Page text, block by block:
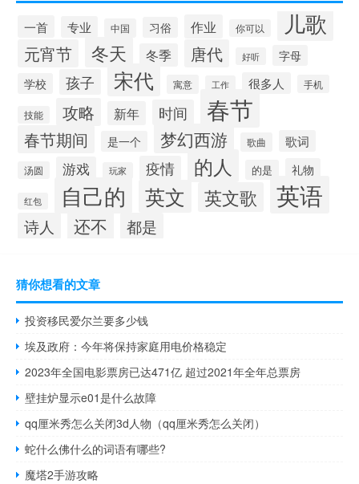
一首 专业 中国 习俗 作业 你可以 儿歌
元宵节 冬天 冬季 唐代 好听
字母
学校
孩子 宋代 寓意 工作 很多人 手机
技能 攻略 新年 时间 春节
春节期间 是一个 梦幻西游 歌曲 歌词
汤圆 游戏 玩家 疫情 的人 的是 礼物
红包 自己的 英文 英文歌 英语
诗人 还不 都是
猜你想看的文章
投资移民爱尔兰要多少钱
埃及政府：今年将保持家庭用电价格稳定
2023年全国电影票房已达471亿 超过2021年全年总票房
壁挂炉显示e01是什么故障
qq厘米秀怎么关闭3d人物（qq厘米秀怎么关闭）
蛇什么佛什么的词语有哪些?
魔塔2手游攻略